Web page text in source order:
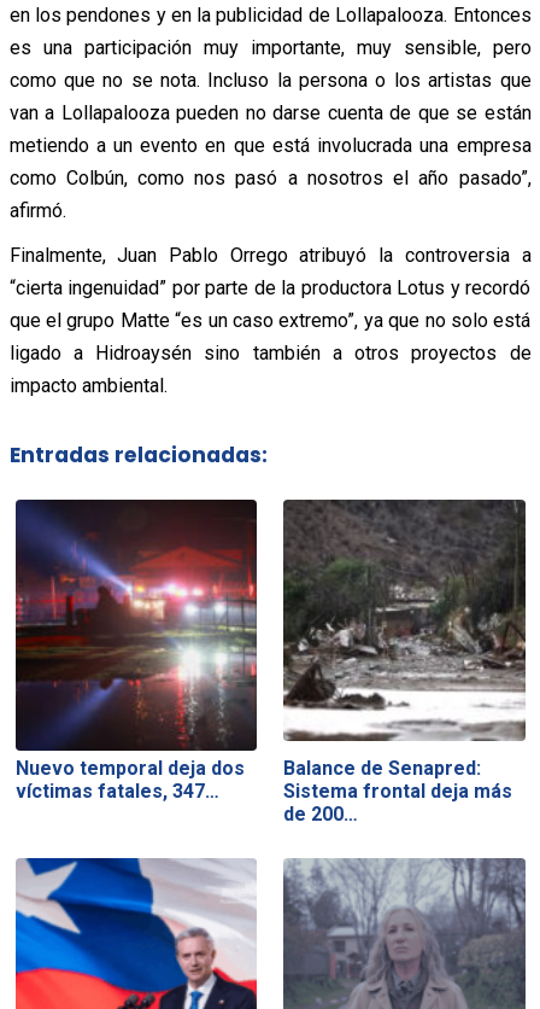
en los pendones y en la publicidad de Lollapalooza. Entonces
es una participación muy importante, muy sensible, pero
como que no se nota. Incluso la persona o los artistas que
van a Lollapalooza pueden no darse cuenta de que se están
metiendo a un evento en que está involucrada una empresa
como Colbún, como nos pasó a nosotros el año pasado”,
afirmó.
Finalmente, Juan Pablo Orrego atribuyó la controversia a
“cierta ingenuidad” por parte de la productora Lotus y recordó
que el grupo Matte “es un caso extremo”, ya que no solo está
ligado a Hidroaysén sino también a otros proyectos de
impacto ambiental.
Entradas relacionadas:
Nuevo temporal deja dos
víctimas fatales, 347…
Balance de Senapred:
Sistema frontal deja más
de 200…